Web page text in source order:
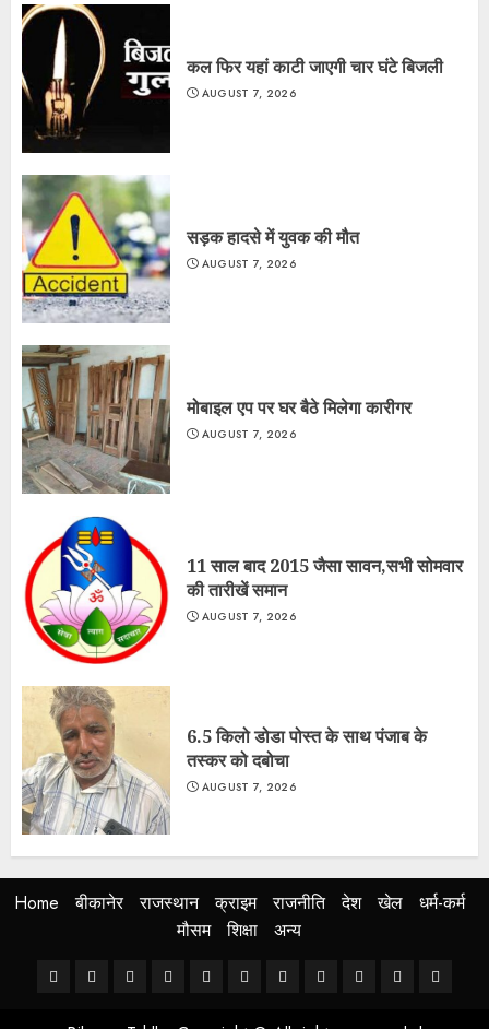
कल फिर यहां काटी जाएगी चार घंटे बिजली
AUGUST 7, 2026
सड़क हादसे में युवक की मौत
AUGUST 7, 2026
मोबाइल एप पर घर बैठे मिलेगा कारीगर
AUGUST 7, 2026
11 साल बाद 2015 जैसा सावन,सभी सोमवार
की तारीखें समान
AUGUST 7, 2026
6.5 किलो डोडा पोस्त के साथ पंजाब के
तस्कर को दबोचा
AUGUST 7, 2026
Home बीकानेर राजस्थान क्राइम राजनीति देश खेल
धर्म-कर्म
मौसम
शिक्षा अन्य
Homeबीकानेरराजस्थानक्राइमराजनीतिदेश खेल
धर्म-
मौसम शिक्षा अन्य